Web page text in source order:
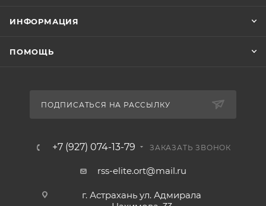
ИНФОРМАЦИЯ
ПОМОЩЬ
ПОДПИСАТЬСЯ НА РАССЫЛКУ
+7 (927) 074-13-79 ЗАКАЗАТЬ ЗВОНОК
rss-elite.ort@mail.ru
г. Астрахань ул. Адмирала